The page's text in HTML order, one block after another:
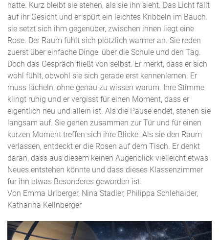
hatte. Kurz bleibt sie stehen, als sie ihn sieht. Das Licht fällt
auf ihr Gesicht und er spürt ein leichtes Kribbeln im Bauch.
sie setzt sich ihm gegenüber, zwischen ihnen liegt eine
Rose. Der Raum fühlt sich plötzlich wärmer an. Sie reden
zuerst über einfache Dinge, über die Schule und den Tag.
Doch das Gespräch fließt von selbst. Er merkt, dass er sich
wohl fühlt, obwohl sie sich gerade erst kennenlernen. Er
muss lächeln, ohne genau zu wissen warum. Ihre Stimme
klingt ruhig und er vergisst für einen Moment, dass er
eigentlich neu und allein ist. Als die Pause endet, stehen sie
langsam auf. Sie gehen zusammen zur Tür und für einen
kurzen Moment treffen sich ihre Blicke. Als sie den Raum
verlassen, entdeckt er die Rosen auf dem Tisch. Er denkt
daran, dass aus diesem keinen Augenblick vielleicht etwas
Neues entstehen könnte und dass dieses Klassenzimmer
für ihn etwas Besonderes geworden ist.
Von Emma Urlberger, Nina Stadler, Philippa Schlehaider,
Katharina Kellnberger